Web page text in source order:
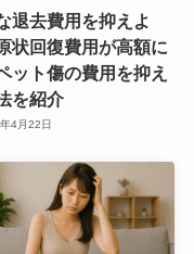
退去費用を抑えよ
状回復費用が高額に
ット傷の費用を抑え
を紹介
4月22日